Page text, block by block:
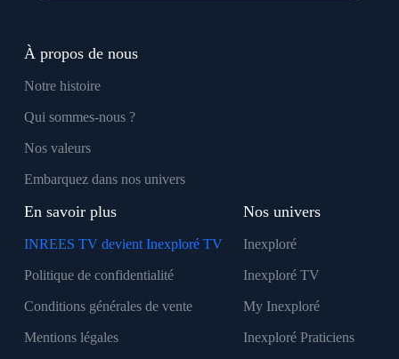
À propos de nous
Notre histoire
Qui sommes-nous ?
Nos valeurs
Embarquez dans nos univers
En savoir plus
INREES TV devient Inexploré TV
Politique de confidentialité
Conditions générales de vente
Mentions légales
Nos univers
Inexploré
Inexploré TV
My Inexploré
Inexploré Praticiens